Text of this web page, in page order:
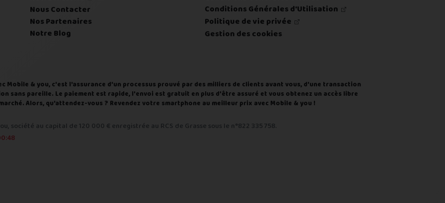
plus tard
Nous Contacter
Nos Partenaires
Notre Blog
Conditions Générales d'Utilisation
Politique de vie privée
Gestion des cookies
Mobile & you, c'est l'assurance d'un processus prouvé par des milliers de clients avant vous, d'une transaction
sans pareille. Le paiement est rapide, l'envoi est gratuit en plus d'être assuré et vous obtenez un accès libre
Alors, qu'attendez-vous ? Revendez votre smartphone au meilleur prix avec Mobile & you !
société au capital de 120 000 € enregistrée au RCS de Grasse sous le n°822 335 758.